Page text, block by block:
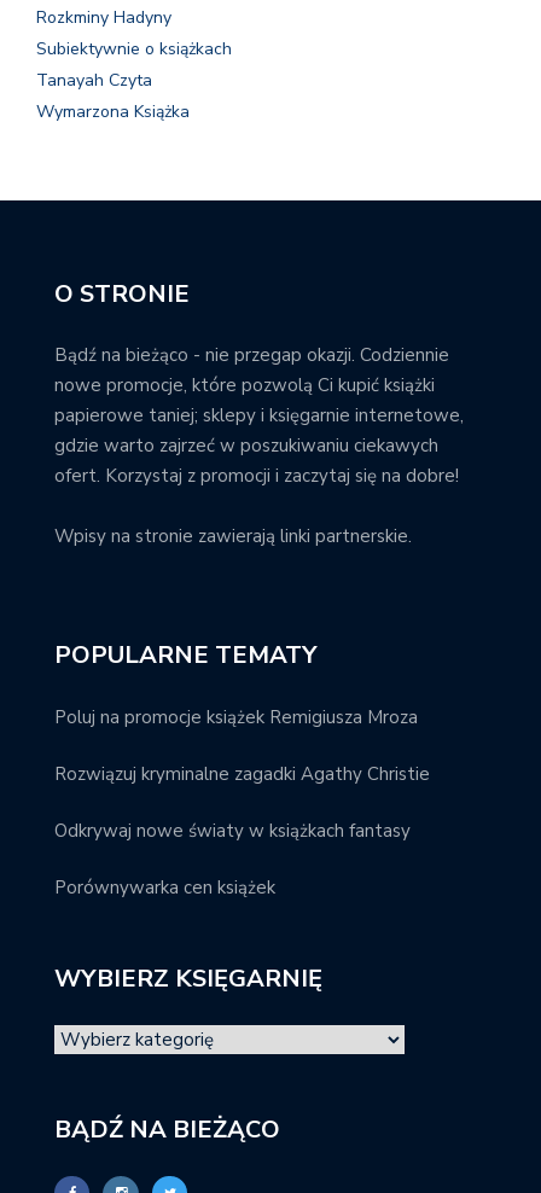
Rozkminy Hadyny
Subiektywnie o książkach
Tanayah Czyta
Wymarzona Książka
O STRONIE
Bądź na bieżąco - nie przegap okazji. Codziennie
nowe promocje, które pozwolą Ci kupić książki
papierowe taniej; sklepy i księgarnie internetowe,
gdzie warto zajrzeć w poszukiwaniu ciekawych
ofert. Korzystaj z promocji i zaczytaj się na dobre!
Wpisy na stronie zawierają linki partnerskie.
POPULARNE TEMATY
Poluj na promocje książek Remigiusza Mroza
Rozwiązuj kryminalne zagadki Agathy Christie
Odkrywaj nowe światy w książkach fantasy
Porównywarka cen książek
WYBIERZ KSIĘGARNIĘ
BĄDŹ NA BIEŻĄCO